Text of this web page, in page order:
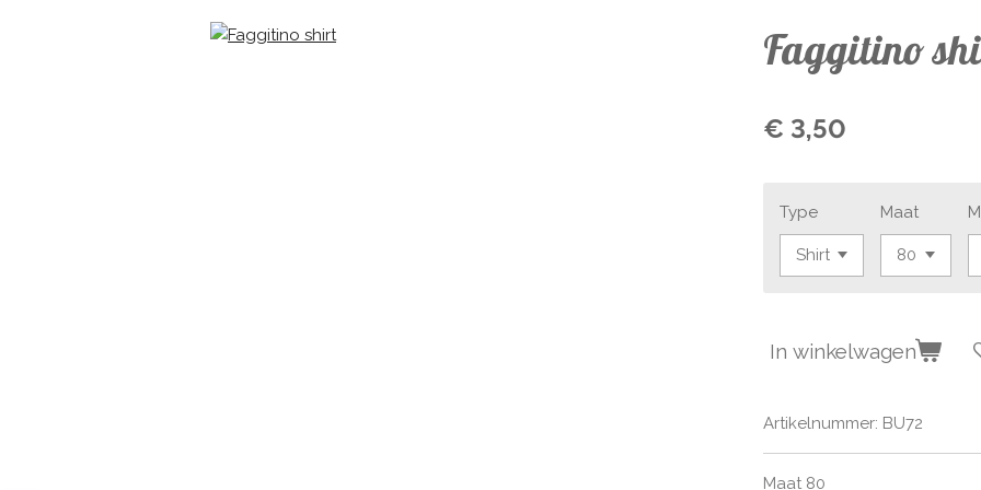
Faggitino
€ 3,50
Type Maat
In winkelwagen
Artikelnummer: BU72
Maat 80